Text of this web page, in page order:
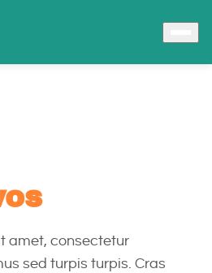
amet, consectetur
sed turpis turpis. Cras